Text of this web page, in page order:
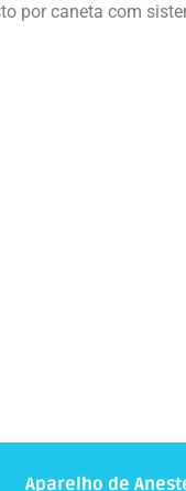
por caneta com
Aparelho de